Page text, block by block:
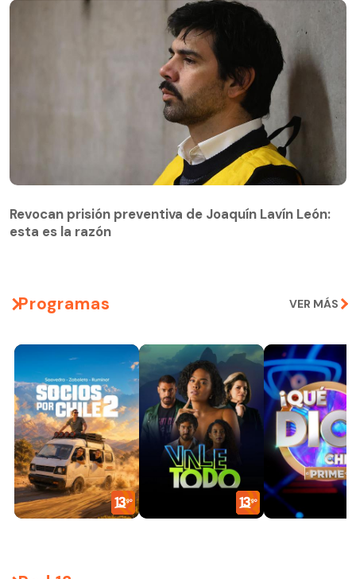
esta es la razón
Revocan prisión preventiva de Joaquín Lavín León:
esta es la razón
Programas VER MÁS